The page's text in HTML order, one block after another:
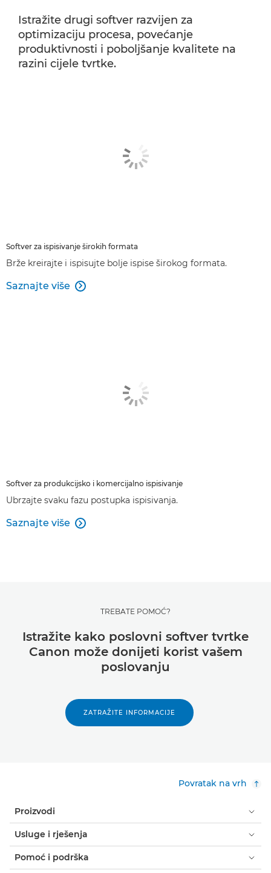
Istražite drugi softver razvijen za
optimizaciju procesa, povećanje
produktivnosti i poboljšanje kvalitete na
razini cijele tvrtke.
Softver za ispisivanje širokih formata
Brže kreirajte i ispisujte bolje ispise širokog formata.
Saznajte više 
Softver za produkcijsko i komercijalno ispisivanje
Ubrzajte svaku fazu postupka ispisivanja.
Saznajte više 
TREBATE POMOĆ?
Istražite kako poslovni softver tvrtke
Canon može donijeti korist vašem
poslovanju
ZATRAŽITE INFORMACIJE
Povratak na vrh
Proizvodi
Usluge i rješenja
Pomoć i podrška